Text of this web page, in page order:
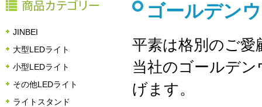
ゴールデン
平素は格別のご
当社のゴールデ
げます。
JINBEI
大型LEDライト
小型LEDライト
その他LEDライト
ライトスタンド